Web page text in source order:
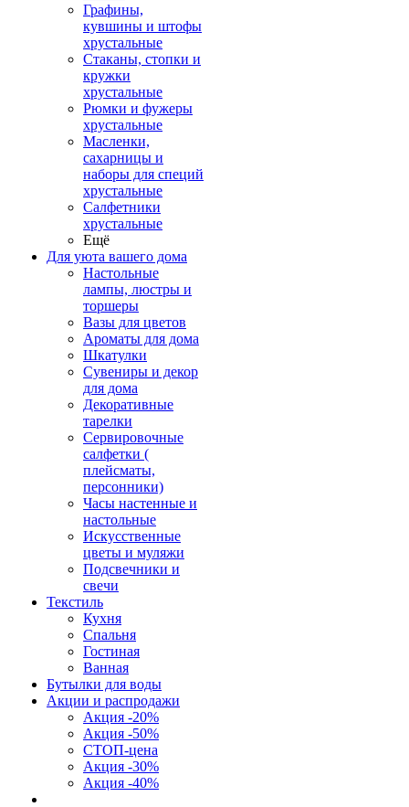
Графины,
кувшины и штофы
хрустальные
Стаканы, стопки и
кружки
хрустальные
Рюмки и фужеры
хрустальные
Масленки,
сахарницы и
наборы для специй
хрустальные
Салфетники
хрустальные
Ещё
Для уюта вашего дома
Настольные
лампы, люстры и
торшеры
Вазы для цветов
Ароматы для дома
Шкатулки
Сувениры и декор
для дома
Декоративные
тарелки
Сервировочные
салфетки (
плейсматы,
персонники)
Часы настенные и
настольные
Искусственные
цветы и муляжи
Подсвечники и
свечи
Текстиль
Кухня
Спальня
Гостиная
Ванная
Бутылки для воды
Акции и распродажи
Акция -20%
Акция -50%
СТОП-цена
Акция -30%
Акция -40%